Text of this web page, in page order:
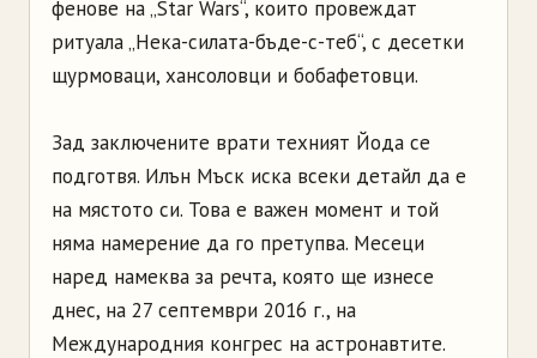
фенове на „Star Wars“, които провеждат
ритуала „Нека-силата-бъде-с-теб“, с десетки
щурмоваци, хансоловци и бобафетовци.
Зад заключените врати техният Йода се
подготвя. Илън Мъск иска всеки детайл да е
на мястото си. Това е важен момент и той
няма намерение да го претупва. Месеци
наред намеква за речта, която ще изнесе
днес, на 27 септември 2016 г., на
Международния конгрес на астронавтите.